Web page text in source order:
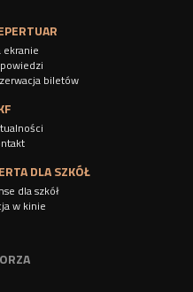
ekranie
biletów
DLA SZKÓŁ
dla szkół
w kinie